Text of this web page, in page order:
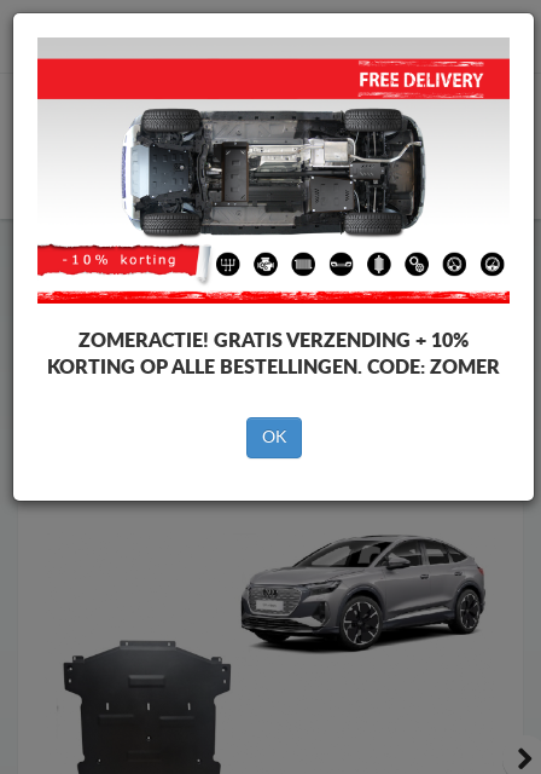
info@motorbeschermplaat.com
WINKELWAGEN
Motor Beschermplaat Motor Beschermplaat Audi
Motor Beschermplaat
tron
Merken
Merken
Terug naar de catalogus
ZOMERACTIE! GRATIS VERZENDING + 10%
KORTING OP ALLE BESTELLINGEN. CODE: ZOMER
OK